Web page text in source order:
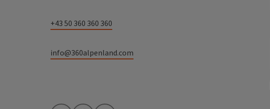
+43 50 360 360 360
info@360alpenland.com